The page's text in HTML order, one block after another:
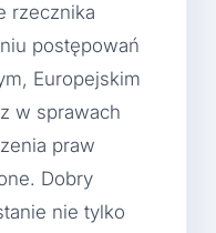
rzecznika
postępowań
Europejskim
w sprawach
praw
Dobry
nie tylko